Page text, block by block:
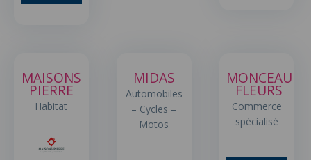
MAISONS
PIERRE
Habitat
MIDAS
Automobiles
– Cycles –
Motos
MONCEAU
FLEURS
Commerce
spécialisé